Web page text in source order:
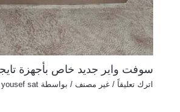
سوفت واير جديد خاص بأجهزة
اترك تعليقاً /غير مصنف / بواسطة yousef sat